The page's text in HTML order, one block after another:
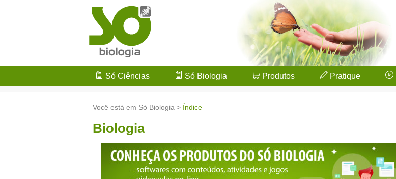
Só Ciências Só Biologia Produtos Pratique
Você está em Só Biologia > Índice
Biologia